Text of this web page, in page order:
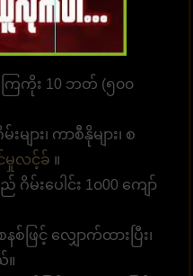
ျားကို စုစည်းထား
ေကိုး 10 ဘတ် (၅၀၀
များ၊ ကာစီနိုများ၊ စ
မှုလင့်ခ် ။
မ်းပေါင်း 1၀00 ကျော်
ဖြင့် လျှောက်ထားပြီး၊
။